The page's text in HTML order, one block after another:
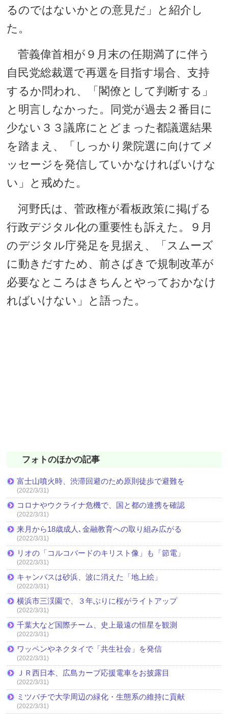
るのではないかとの意見だ」と紹介し
た。
菅義偉首相が９月末の任期満了に伴う
自民党総裁選で再選を目指す場合、支持
するか問われ、「閣僚として判断する」
と明言しなかった。同党が過去２番目に
少ない３３議席にとどまった都議選結果
を踏まえ、「しっかり衆院選に向けてメ
ッセージを発信していかなければいけな
い」と戒めた。
河野氏は、菅政権が看板政策に掲げる
行政デジタル化の重要性も訴えた。９月
のデジタル庁発足を見据え、「スムーズ
に動きだすため、前さばきで規制改革が
必要なところはきちんとやっておかなけ
ればいけない」と語った。
フォトのほかの記事
富士山噴火時、渋滞回避のため原則徒歩で避難を
(2022/3/31)
コロナやウクライナ危機で、国と都の連携を確認
(2022/3/31)
来月から18歳成人､金融教育への取り組み広がる
(2022/3/31)
リオの「コルコバードのキリスト像」も「節電」
(2022/3/31)
キャンバスは砂浜、波に消えた「地上絵」
(2022/3/31)
横浜市三渓園で、３年ぶりに桜がライトアップ
(2022/3/31)
千葉大など国際チーム、史上最遠の恒星を観測
(2022/3/31)
ワッペンやネクタイで「共生社会」を発信
(2022/3/31)
ＪＲ西日本、広島カープ応援電車をお披露目
(2022/3/31)
ミツバチで大学周辺の緑化・生態系の維持に貢献
(2022/3/31)